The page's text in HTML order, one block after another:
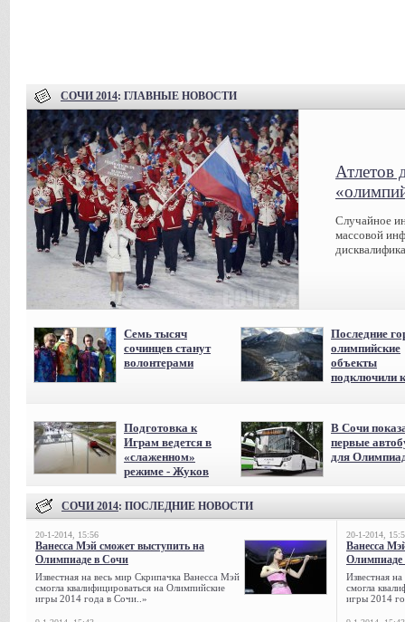
СОЧИ 2014: ГЛАВНЫЕ НОВОСТИ
Атлетов
Случайное
массовой
Семь тысяч
сочинцев станут
волонтерами
Последние
олимпийские
объекты
подключили
Подготовка к
Играм ведется в
«слаженном»
режиме - Жуков
В Сочи
первые
для
СОЧИ 2014: ПОСЛЕДНИЕ НОВОСТИ
20-1-2014, 15:56
Ванесса Мэй сможет выступить на
Олимпиаде в Сочи
Известная на весь мир Скрипачка Ванесса Мэй
смогла квалифицироваться на Олимпийские
игры 2014 года в Сочи..»
20-1-2014,
Ванесса
Олимпиаде
Известная
смогла
игры 2014